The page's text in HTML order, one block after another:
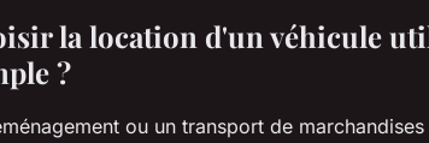
la location d'un véhicule
?
ou un transport de